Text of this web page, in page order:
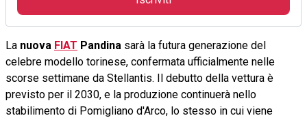
La nuova FIAT Pandina sarà la futura generazione del
celebre modello torinese, confermata ufficialmente nelle
scorse settimane da Stellantis. Il debutto della vettura è
previsto per il 2030, e la produzione continuerà nello
stabilimento di Pomigliano d'Arco, lo stesso in cui viene